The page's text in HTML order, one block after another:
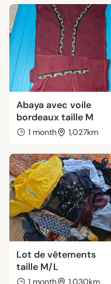
Abaya avec voile
bordeaux taille M
1 month 1,027km
Lot de vêtements
taille M/L
1 month 1,030km